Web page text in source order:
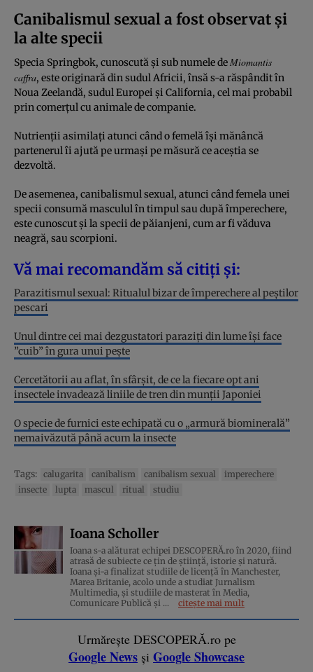
Canibalismul sexual a fost observat și
la alte specii
Specia Springbok, cunoscută și sub numele de Miomantis
caffra, este originară din sudul Africii, însă s-a răspândit în
Noua Zeelandă, sudul Europei și California, cel mai probabil
prin comerțul cu animale de companie.
Nutrienții asimilați atunci când o femelă își mănâncă
partenerul îi ajută pe urmași pe măsură ce aceștia se
dezvoltă.
De asemenea, canibalismul sexual, atunci când femela unei
specii consumă masculul în timpul sau după împerechere,
este cunoscut și la specii de păianjeni, cum ar fi văduva
neagră, sau scorpioni.
Vă mai recomandăm să citiți și:
Parazitismul sexual: Ritualul bizar de împerechere al peștilor
pescari
Unul dintre cei mai dezgustatori paraziți din lume își face
”cuib” în gura unui pește
Cercetătorii au aflat, în sfârșit, de ce la fiecare opt ani
insectele invadează liniile de tren din munții Japoniei
O specie de furnici este echipată cu o „armură biominerală”
nemaivăzută până acum la insecte
Tags: calugarita canibalism canibalism sexual
imperechere
insecte
lupta mascul ritual studiu
Ioana Scholler
Ioana s-a alăturat echipei DESCOPERĂ.ro în 2020, fiind
atrasă de subiecte ce țin de știință, istorie și natură.
Ioana și-a finalizat studiile de licență în Manchester,
Marea Britanie, acolo unde a studiat Jurnalism
Multimedia, și studiile de masterat în Media,
Comunicare Publică și ...
citește mai mult
Urmărește DESCOPERĂ.ro pe
Google News și Google Showcase